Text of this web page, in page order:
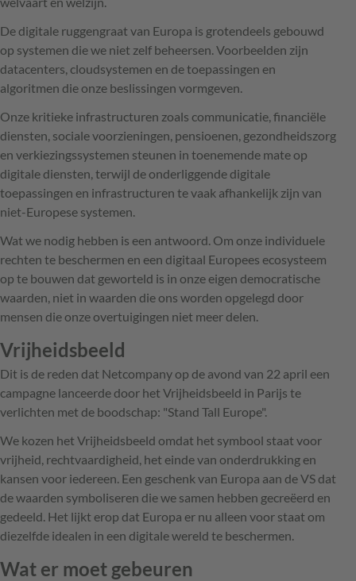
De digitale ruggengraat van Europa is grotendeels gebouwd
op systemen die we niet zelf beheersen. Voorbeelden zijn
datacenters, cloudsystemen en de toepassingen en
algoritmen die onze beslissingen vormgeven.
Onze kritieke infrastructuren zoals communicatie, financiële
diensten, sociale voorzieningen, pensioenen, gezondheidszorg
en verkiezingssystemen steunen in toenemende mate op
digitale diensten, terwijl de onderliggende digitale
toepassingen en infrastructuren te vaak afhankelijk zijn van
niet-Europese systemen.
Wat we nodig hebben is een antwoord. Om onze individuele
rechten te beschermen en een digitaal Europees ecosysteem
op te bouwen dat geworteld is in onze eigen democratische
waarden, niet in waarden die ons worden opgelegd door
mensen die onze overtuigingen niet meer delen.
Vrijheidsbeeld
Dit is de reden dat Netcompany op de avond van 22 april een
campagne lanceerde door het Vrijheidsbeeld in Parijs te
verlichten met de boodschap: "Stand Tall Europe".
We kozen het Vrijheidsbeeld omdat het symbool staat voor
vrijheid, rechtvaardigheid, het einde van onderdrukking en
kansen voor iedereen. Een geschenk van Europa aan de VS dat
de waarden symboliseren die we samen hebben gecreëerd en
gedeeld. Het lijkt erop dat Europa er nu alleen voor staat om
diezelfde idealen in een digitale wereld te beschermen.
Wat er moet gebeuren